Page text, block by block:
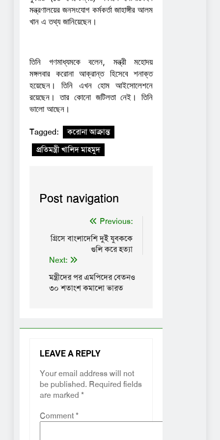
মন্ত্রণালয়ের জনসংযোগ কর্মকর্তা জাহাঙ্গীর আলম
খান এ তথ্য জানিয়েছেন।
তিনি গণমাধ্যমকে বলেন, মন্ত্রী মহোদয়
মঙ্গলবার করোনা আক্রান্ত হিসেবে শনাক্ত
হয়েছেন। তিনি এখন হোম আইসোলেশনে
রয়েছেন। তার কোনো জটিলতা নেই। তিনি
ভালো আছেন।
Tagged:
করোনা আক্রান্ত
প্রতিমন্ত্রী খালিদ মাহমুদ
Post navigation
Previous:
গ্রিসে বাংলাদেশি দুই যুবককে
গুলি করে হত্যা
Next:
মন্ত্রীদের পর এমপিদের বেতনও
৩০ শতাংশ কমালো ভারত
LEAVE A REPLY
Your email address will not
be published. Required fields
are marked *
Comment*